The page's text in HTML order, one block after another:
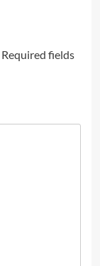
Required fields